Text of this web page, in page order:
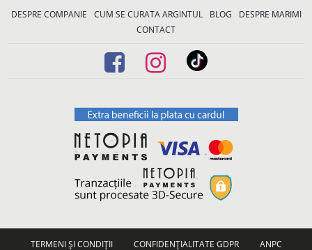
DESPRE COMPANIE CUM SE CURATA ARGINTUL BLOG
DESPRE MARIMI
CONTACT
TERMENI ȘI CONDIȚII CONFIDENȚIALITATE GDPR ANPC